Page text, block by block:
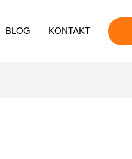
BLOG KONTAKT